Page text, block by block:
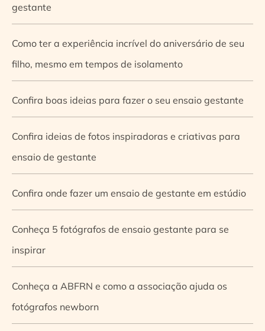
gestante
Como ter a experiência incrível do aniversário de seu
filho, mesmo em tempos de isolamento
Confira boas ideias para fazer o seu ensaio gestante
Confira ideias de fotos inspiradoras e criativas para
ensaio de gestante
Confira onde fazer um ensaio de gestante em estúdio
Conheça 5 fotógrafos de ensaio gestante para se
inspirar
Conheça a ABFRN e como a associação ajuda os
fotógrafos newborn